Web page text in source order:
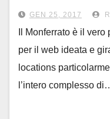
della serie
Monferrato
GEN 25, 2017
Il Monferrato è il
per il web ideata e
locations
l’intero complesso